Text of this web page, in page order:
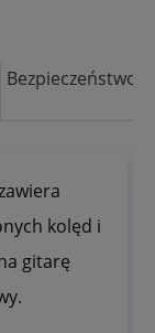
Bezpieczeństwo
kolęd i
gitarę